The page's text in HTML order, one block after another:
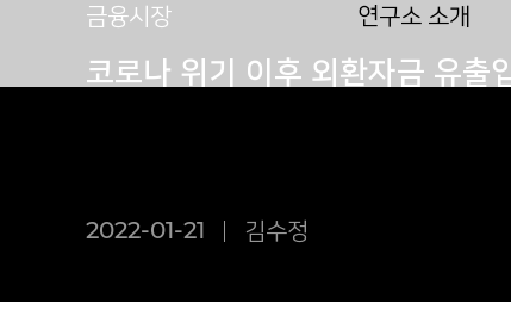
연구소 소개
금융시장
코로나 위기 이후 외환자금 유출
2022-01-21 김수정